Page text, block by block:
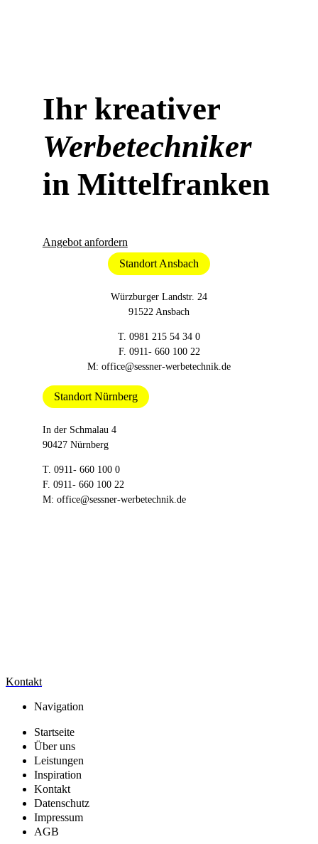
Ihr kreativer
Werbetechniker
in Mittelfranken
Angebot anfordern
Standort Ansbach
Würzburger Landstr. 24
91522 Ansbach
T. 0981 215 54 34 0
F. 0911- 660 100 22
M: office@sessner-werbetechnik.de
Standort Nürnberg
In der Schmalau 4
90427 Nürnberg
T. 0911- 660 100 0
F. 0911- 660 100 22
M: office@sessner-werbetechnik.de
Kontakt
Navigation
Startseite
Über uns
Leistungen
Inspiration
Kontakt
Datenschutz
Impressum
AGB